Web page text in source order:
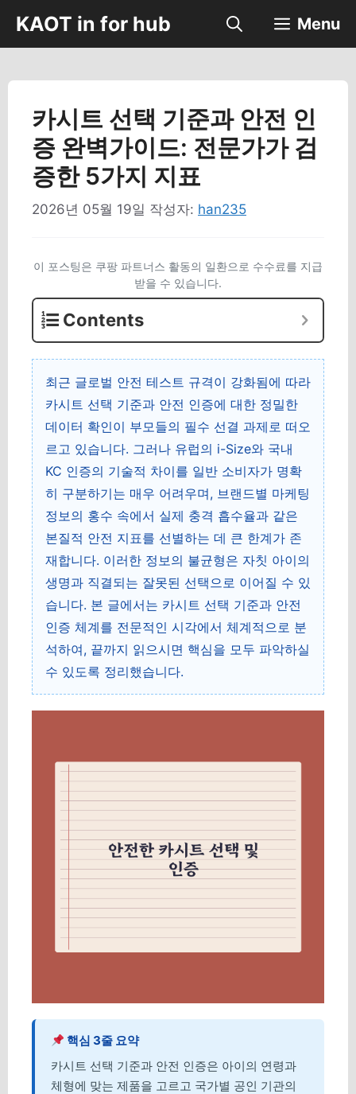
츠
건
KAOT in for hub Menu
카시트 선택 기준과 안전 인
증 완벽가이드: 전문가가 검
증한 5가지 지표
2026년 05월 19일 작성자: han235
이 포스팅은 쿠팡 파트너스 활동의 일환으로 수수료를 지급
받을 수 있습니다.
Contents
최근 글로벌 안전 테스트 규격이 강화됨에 따라
카시트 선택 기준과 안전 인증에 대한 정밀한
데이터 확인이 부모들의 필수 선결 과제로 떠오
르고 있습니다. 그러나 유럽의 i-Size와 국내
KC 인증의 기술적 차이를 일반 소비자가 명확
히 구분하기는 매우 어려우며, 브랜드별 마케팅
정보의 홍수 속에서 실제 충격 흡수율과 같은
본질적 안전 지표를 선별하는 데 큰 한계가 존
재합니다. 이러한 정보의 불균형은 자칫 아이의
생명과 직결되는 잘못된 선택으로 이어질 수 있
습니다. 본 글에서는 카시트 선택 기준과 안전
인증 체계를 전문적인 시각에서 체계적으로 분
석하여, 끝까지 읽으시면 핵심을 모두 파악하실
수 있도록 정리했습니다.
핵심 3줄 요약
카시트 선택 기준과 안전 인증은 아이의 연령과
체형에 맞는 제품을 고르고 국가별 공인 기관의